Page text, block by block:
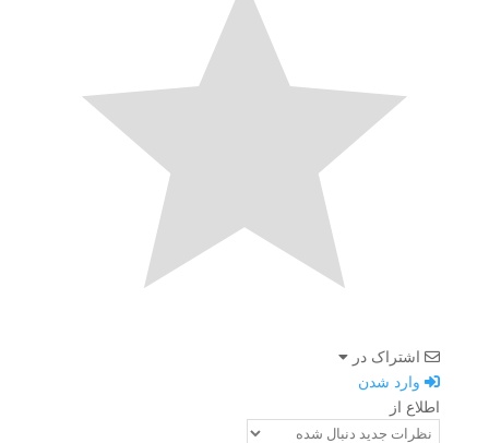
اشتراک در
وارد شدن
اطلاع از